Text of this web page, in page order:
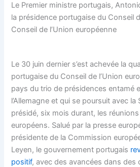
Le Premier ministre portugais,
la présidence portugaise du Conseil
Conseil de l’Union européenne
Le 30 juin dernier s’est achevée la
portugaise du Conseil de l’Union
pays du trio de présidences entamé
l’Allemagne et qui se poursuit avec la
présidé, six mois durant, les
européens. Salué par la presse
présidente de la Commission
Leyen, le gouvernement portugais
positif, avec des avancées dans des